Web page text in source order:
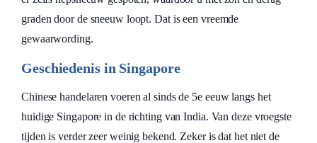
graden door de sneeuw loopt. Dat is een vreemde
gewaarwording.
Geschiedenis in Singapore
Chinese handelaren voeren al sinds de 5e eeuw langs het
huidige Singapore in de richting van India. Van deze vroegste
tijden is verder zeer weinig bekend. Zeker is dat het niet de